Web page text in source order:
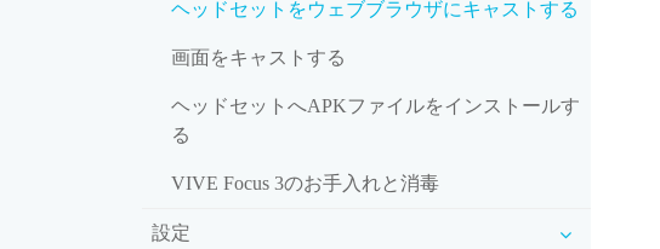
ヘッドセットをウェブブラウザにキャストする
画面をキャストする
ヘッドセットへAPKファイルをインストールす
る
VIVE Focus 3のお手入れと消毒
設定